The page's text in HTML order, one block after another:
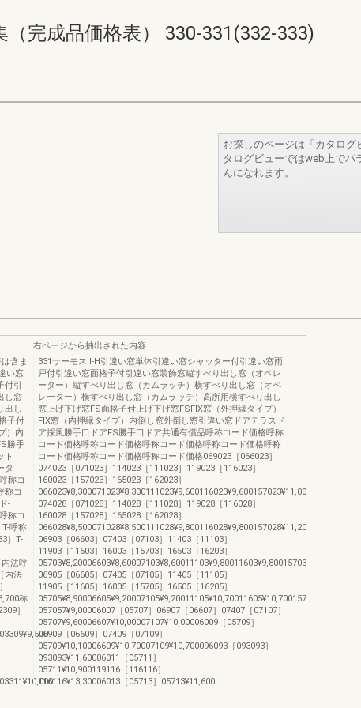
完成品価格表） 330-331(332-333)
お探しのページは「カタログ
タログビューではweb上でパ
んになれます。
含ま
い窓
付引
し窓
出し
子付
）内
勝手
ト
タ
称コ
称コ
-
称コ
呼称
］T-
内法呼
内法
称
］
右ページから抽出された内容
331サーモスⅡ-H引違い窓単体引違い窓シャッター付引違い窓雨
戸付引違い窓面格子付引違い窓装飾窓縦すべり出し窓（オペレ
ーター）縦すべり出し窓（カムラッチ）横すべり出し窓（オペ
レーター）横すべり出し窓（カムラッチ）高所用横すべり出し
窓上げ下げ窓FS面格子付上げ下げ窓FSFIX窓（外押縁タイプ）
FIX窓（内押縁タイプ）内倒し窓外倒し窓引違い窓ドアテラスド
ア採風勝手口ドアFS勝手口ドア共通有償品呼称コード価格呼称
コード価格呼称コード価格呼称コード価格呼称コード価格呼称
コード価格呼称コード価格呼称コード価格069023［066023］
074023［071023］114023［111023］119023［116023］
160023［157023］165023［162023］
074028［071028］114028［111028］119028［116028］
160028［157028］165028［162028］
06903［06603］07403［07103］11403［11103］
11903［11603］16003［15703］16503［16203］
06905［06605］07405［07105］11405［11105］
11905［11605］16005［15705］16505［16205］
057057¥9,00006007［05707］06907［06607］07407［07107］
05707¥9,60006607¥10,00007107¥10,00006009［05709］
06909［06609］07409［07109］
05709¥10,10006609¥10,70007109¥10,700096093［093093］
093093¥11,60006011［05711］
05711¥10,900119116［116116］
116116¥13,30006013［05713］05713¥11,600